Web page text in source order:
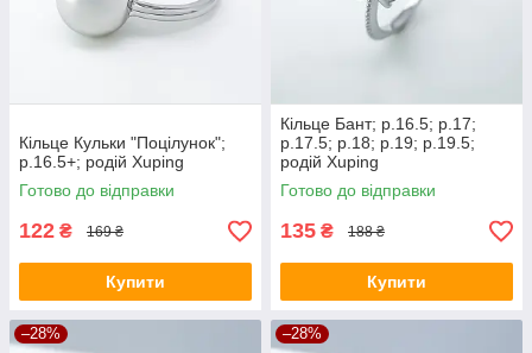
Кільце Кульки "Поцілунок";
р.16.5+; родій Xuping
Готово до відправки
122 ₴ 169 ₴
Купити
Кільце Бант; р.16.5; р.17;
р.17.5; р.18; р.19; р.19.5;
родій Xuping
Готово до відправки
135 ₴ 188 ₴
Купити
–28% –28%